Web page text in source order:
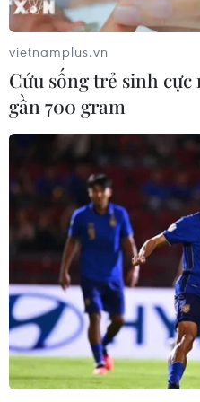
Israel mở rộng đòn trừng
Hezbollah
07/08/2026 02:31
Damascus khiến 2 người
người bị thương
07/08/2026 00:50
Lực lượng Houthi tấn
Yemen, ít nhất 45 binh
vong
06/08/2026 23:57
Xung đột Israel-Hamas:
vietnamplus.vn
Cứu sống trẻ sinh
gần 700 gram